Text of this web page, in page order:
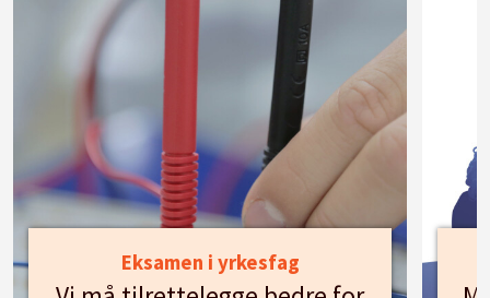
Eksamen i yrkesfag